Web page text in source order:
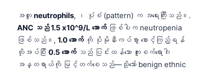
အတူ neutrophils, ၊ ပုံစံ (pattern) က အရေးကြီးသည်။.
ANC သည် 1.5 x10^9/L အောက်ဖြစ်ပါက neutropenia
ဖြစ်သည်။, 1.0 အောက်ကို ပိုမိုနီးကပ်စွာ စောင့်ကြည့်ရန်
လိုအပ်ပြီး 0.5 အောက်သည် ပြင်းထန်သော ကူးစက်ရောဂါ
အန္တရာယ်ကို မြင့်တက်စေသည်—သို့သော် benign ethnic